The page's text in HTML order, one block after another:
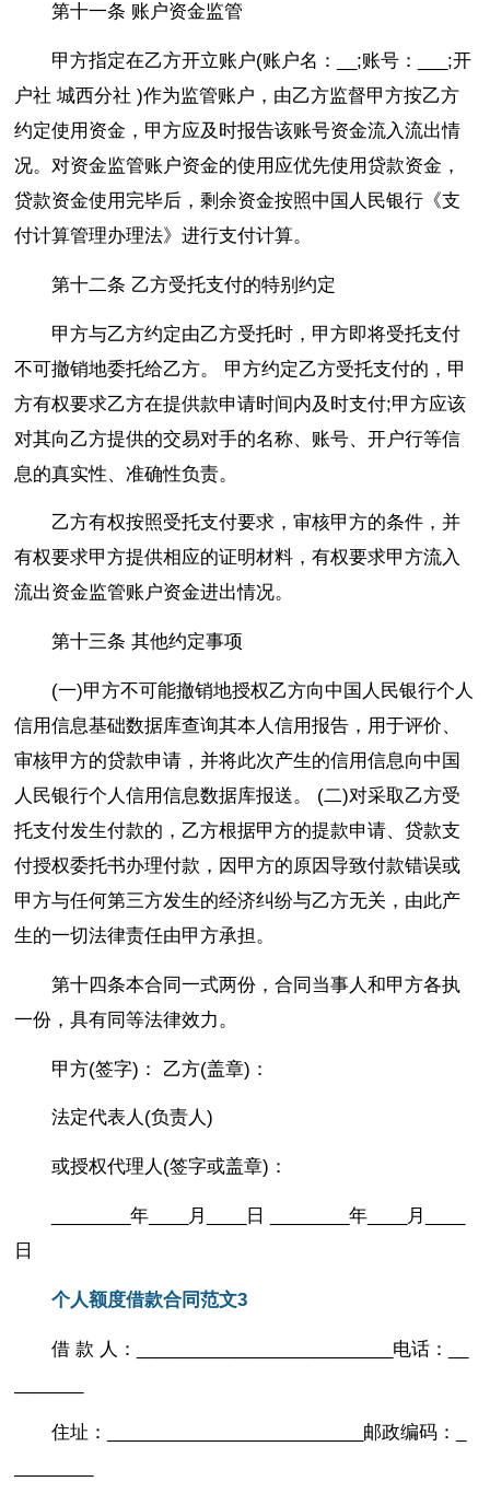
第十一条 账户资金监管
甲方指定在乙方开立账户(账户名：__;账号：___;开
户社 城西分社 )作为监管账户，由乙方监督甲方按乙方
约定使用资金，甲方应及时报告该账号资金流入流出情
况。对资金监管账户资金的使用应优先使用贷款资金，
贷款资金使用完毕后，剩余资金按照中国人民银行《支
付计算管理办理法》进行支付计算。
第十二条 乙方受托支付的特别约定
甲方与乙方约定由乙方受托时，甲方即将受托支付
不可撤销地委托给乙方。 甲方约定乙方受托支付的，甲
方有权要求乙方在提供款申请时间内及时支付;甲方应该
对其向乙方提供的交易对手的名称、账号、开户行等信
息的真实性、准确性负责。
乙方有权按照受托支付要求，审核甲方的条件，并
有权要求甲方提供相应的证明材料，有权要求甲方流入
流出资金监管账户资金进出情况。
第十三条 其他约定事项
(一)甲方不可能撤销地授权乙方向中国人民银行个人
信用信息基础数据库查询其本人信用报告，用于评价、
审核甲方的贷款申请，并将此次产生的信用信息向中国
人民银行个人信用信息数据库报送。 (二)对采取乙方受
托支付发生付款的，乙方根据甲方的提款申请、贷款支
付授权委托书办理付款，因甲方的原因导致付款错误或
甲方与任何第三方发生的经济纠纷与乙方无关，由此产
生的一切法律责任由甲方承担。
第十四条本合同一式两份，合同当事人和甲方各执
一份，具有同等法律效力。
甲方(签字)： 乙方(盖章)：
法定代表人(负责人)
或授权代理人(签字或盖章)：
________年____月____日 ________年____月____
日
个人额度借款合同范文3
借 款 人：__________________________电话：__
住址：__________________________邮政编码：_